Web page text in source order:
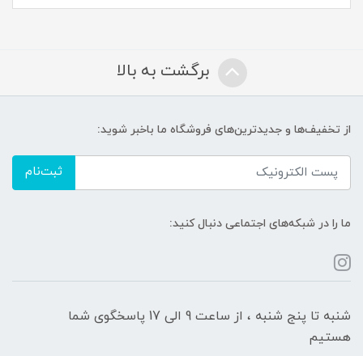
برگشت به بالا
از تخفیف‌ها و جدیدترین‌های فروشگاه ما باخبر شوید:
ثبت‌نام
ما را در شبکه‌های اجتماعی دنبال کنید:
شنبه تا پنج شنبه ، از ساعت 9 الی 17 پاسخگوی شما
هستیم